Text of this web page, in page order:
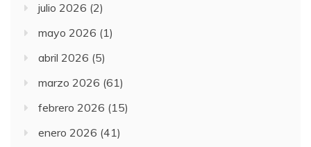
julio 2026 (2)
mayo 2026 (1)
abril 2026 (5)
marzo 2026 (61)
febrero 2026 (15)
enero 2026 (41)